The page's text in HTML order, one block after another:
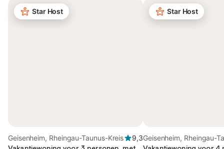
Star Host
Geisenheim, Rheingau-Taunus-Kreis
9,3
Star Host
Geisenheim, Rheingau-